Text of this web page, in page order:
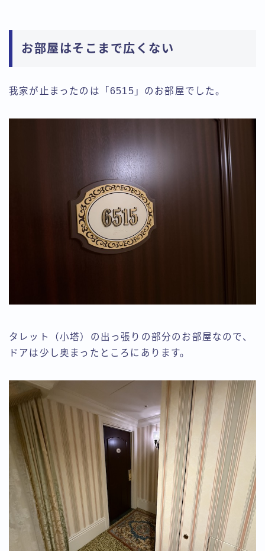
お部屋はそこまで広くない
我家が止まったのは「6515」のお部屋でした。
タレット（小塔）の出っ張りの部分のお部屋なので、
ドアは少し奥まったところにあります。